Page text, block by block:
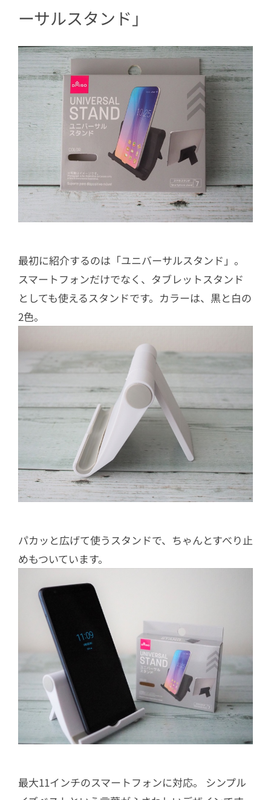
ーサルスタンド」
最初に紹介するのは「ユニバーサルスタンド」。
スマートフォンだけでなく、タブレットスタンド
としても使えるスタンドです。カラーは、黒と白の
2色。
パカッと広げて使うスタンドで、ちゃんとすべり止
めもついています。
最大11インチのスマートフォンに対応。 シンプル